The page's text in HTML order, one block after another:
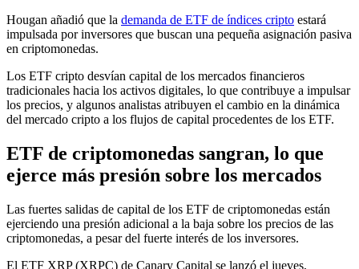
Hougan añadió que la demanda de ETF de índices cripto estará
impulsada por inversores que buscan una pequeña asignación pasiva
en criptomonedas.
Los ETF cripto desvían capital de los mercados financieros
tradicionales hacia los activos digitales, lo que contribuye a impulsar
los precios, y algunos analistas atribuyen el cambio en la dinámica
del mercado cripto a los flujos de capital procedentes de los ETF.
ETF de criptomonedas sangran, lo que
ejerce más presión sobre los mercados
Las fuertes salidas de capital de los ETF de criptomonedas están
ejerciendo una presión adicional a la baja sobre los precios de las
criptomonedas, a pesar del fuerte interés de los inversores.
El ETF XRP (XRPC) de Canary Capital se lanzó el jueves,